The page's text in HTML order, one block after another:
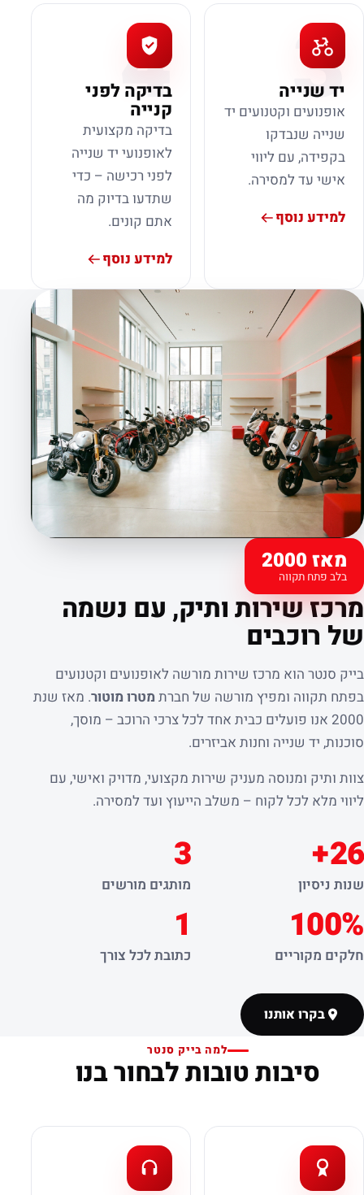
3
יד שנייה
אופנועים וקטנועים יד
שנייה שנבדקו
בקפידה, עם ליווי
אישי עד למסירה.
למידע נוסף
4
בדיקה לפני
קנייה
בדיקה מקצועית
לאופנועי יד שנייה
לפני רכישה – כדי
שתדעו בדיוק מה
אתם קונים.
למידע נוסף
מאז 2000
בלב פתח תקווה
קצת עלינו
מרכז שירות ותיק, עם נשמה
של רוכבים
בייק סנטר הוא מרכז שירות מורשה לאופנועים וקטנועים
בפתח תקווה ומפיץ מורשה של חברת מטרו מוטור. מאז שנת
2000 אנו פועלים כבית אחד לכל צרכי הרוכב – מוסך,
סוכנות, יד שנייה וחנות אביזרים.
צוות ותיק ומנוסה מעניק שירות מקצועי, מדויק ואישי, עם
ליווי מלא לכל לקוח – משלב הייעוץ ועד למסירה.
26+
שנות ניסיון
3
מותגים מורשים
100%
חלקים מקוריים
1
כתובת לכל צורך
בקרו אותנו
למה בייק סנטר
סיבות טובות לבחור בנו